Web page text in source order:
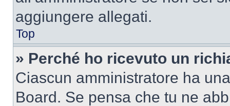
aggiungere allegati.
Top
» Perché ho ricevuto un
Ciascun amministratore ha
Board. Se pensa che tu ne